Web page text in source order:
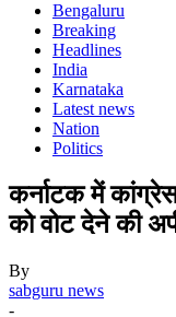
Bengaluru
Breaking
Headlines
India
Karnataka
Latest news
Nation
Politics
कर्नाटक में
को वोट देने की
By
sabguru news
-